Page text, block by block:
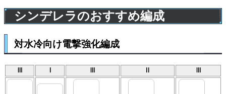
シンデレラのおすすめ編成
対水冷向け電撃強化編成
Ⅲ Ⅰ Ⅲ Ⅱ Ⅲ